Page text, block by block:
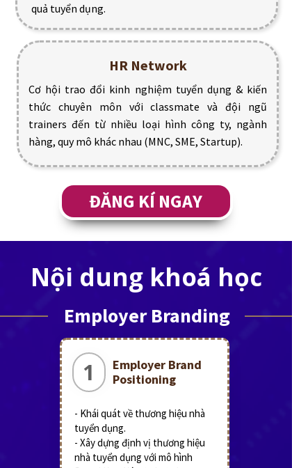
ĐĂNG KÍ NGAY
Cơ hội trao đổi kinh nghiệm tuyển dụng & kiến
thức chuyên môn với classmate và đội ngũ
trainers đến từ nhiều loại hình công ty, ngành
hàng, quy mô khác nhau (MNC, SME, Startup).
HR Network
quả tuyển dụng.
Nội dung khoá học
Employer Branding
Employer Brand
Positioning
- Khái quát về thương hiệu nhà
tuyển dụng.
- Xây dựng định vị thương hiệu
nhà tuyển dụng với mô hình
1